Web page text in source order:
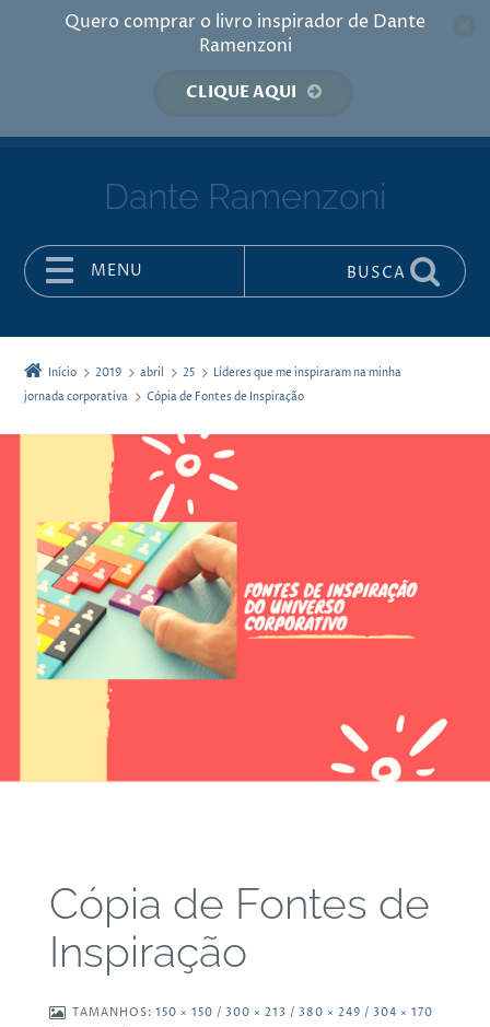
Quero comprar o livro inspirador de Dante
Ramenzoni
CLIQUE AQUI
Dante Ramenzoni
MENU BUSCA
Início 2019 abril 25
Líderes que me inspiraram na minha
jornada corporativa
Cópia de Fontes de Inspiração
Cópia de Fontes de
Inspiração
TAMANHOS: 150 × 150 / 300 × 213 / 380 × 249 / 304 × 170